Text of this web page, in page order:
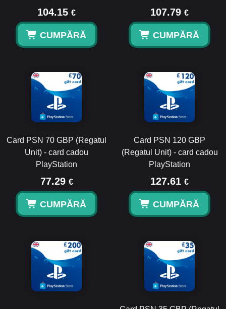
104.15 €
CUMPĂRĂ
107.79 €
CUMPĂRĂ
Card PSN 70 GBP (Regatul
Unit) - card cadou
PlayStation
77.29 €
CUMPĂRĂ
Card PSN 120 GBP
(Regatul Unit) - card cadou
PlayStation
127.61 €
CUMPĂRĂ